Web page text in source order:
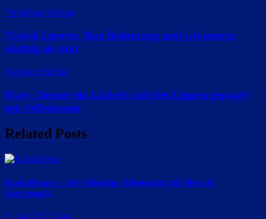
Beitragsnavigation
Vorheriger Beitrag
Twitch Emotes: Ihre Bedeutung und wie enorm
wichtig sie sind
Nächster Beitrag
Maty: Immer ein Lächeln auf den Lippen gepaart
mit Selbstironie
Related Posts
Rookiebearr – der vielseitige Allrounder mit Herz &
Geschmack
3. Juni 2025 Tony